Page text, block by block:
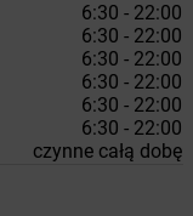
6:30 - 22:00
6:30 - 22:00
6:30 - 22:00
6:30 - 22:00
6:30 - 22:00
6:30 - 22:00
czynne całą dobę